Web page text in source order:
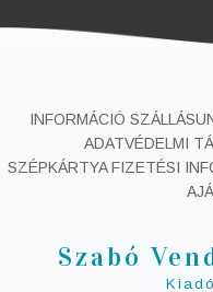
INFORMÁCIÓ
ADATVÉDELMI
SZÉPKÁRTYA FIZETÉSI
Szabó